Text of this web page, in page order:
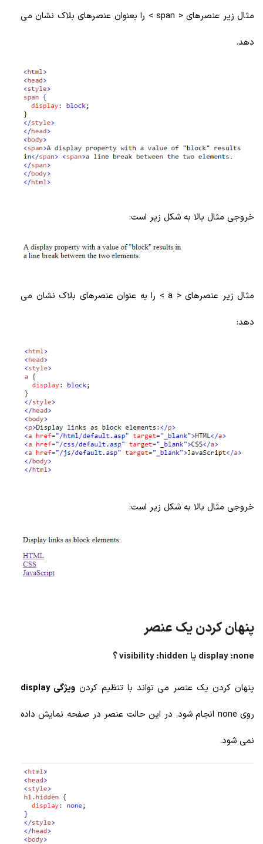
مثال زیر عنصرهای < span > را بعنوان عنصرهای بلاک نشان می
دهد.
خروجی مثال بالا به شکل زیر است:
مثال زیر عنصرهای < a > را به عنوان عنصرهای بلاک نشان می
دهد:
خروجی مثال بالا به شکل زیر است:
پنهان کردن یک عنصر
display :none یا visibility :hidden ؟
پنهان کردن یک عنصر می تواند با تنظیم کردنویژگی display
روی none انجام شود. در این حالت عنصر در صفحه نمایش داده
نمی شود.